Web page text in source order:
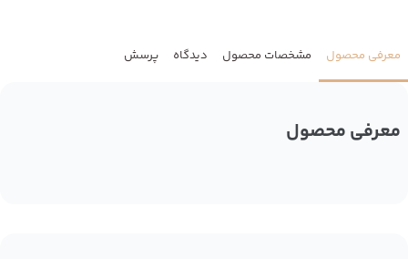
معرفی محصول مشخصات محصول دیدگاه پرسش
معرفی محصول